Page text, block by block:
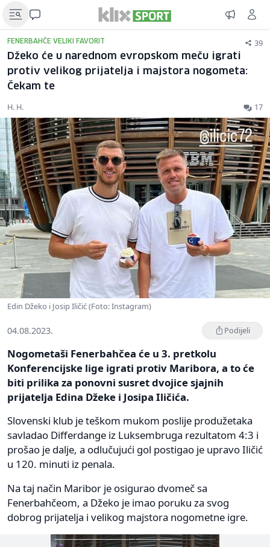
FENERBAHČE VELIKI FAVORIT 39
Džeko će u narednom evropskom meču igrati
protiv velikog prijatelja i majstora nogometa:
Čekam te
H. H. 17
Edin Džeko i Josip Iličić (Foto: Instagram)
04.08.2023. Podijeli
Nogometaši Fenerbahčea će u 3. pretkolu
Konferencijske lige igrati protiv Maribora, a to će
biti prilika za ponovni susret dvojice sjajnih
prijatelja Edina Džeke i Josipa Iličića.
Slovenski klub je teškom mukom poslije produžetaka
savladao Differdange iz Luksembruga rezultatom 4:3 i
prošao je dalje, a odlučujući gol postigao je upravo Iličić
u 120. minuti iz penala.
Na taj način Maribor je osigurao dvomeč sa
Fenerbahčeom, a Džeko je imao poruku za svog
dobrog prijatelja i velikog majstora nogometne igre.